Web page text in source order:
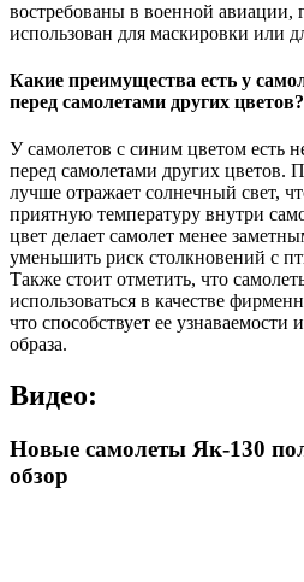
востребованы в военной авиации,
использован для маскировки или
Какие преимущества есть у
перед самолетами других цветов?
У самолетов с синим цветом есть
перед самолетами других цветов.
лучше отражает солнечный свет,
приятную температуру внутри
цвет делает самолет менее
уменьшить риск столкновений с
Также стоит отметить, что
использоваться в качестве
что способствует ее
образа.
Видео:
Новые самолеты Як-130
обзор